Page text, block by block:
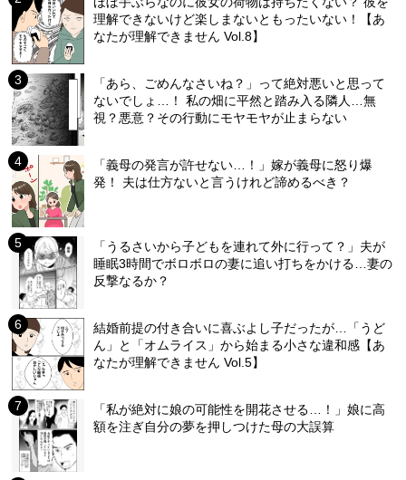
理解できないけど楽しまないともったいない！【あ
なたが理解できません Vol.8】
「あら、ごめんなさいね？」って絶対悪いと思って
ないでしょ…！ 私の畑に平然と踏み入る隣人…無
視？悪意？その行動にモヤモヤが止まらない
「義母の発言が許せない…！」嫁が義母に怒り爆
発！ 夫は仕方ないと言うけれど諦めるべき？
「うるさいから子どもを連れて外に行って？」夫が
睡眠3時間でボロボロの妻に追い打ちをかける…妻の
反撃なるか？
結婚前提の付き合いに喜ぶよし子だったが…「うど
ん」と「オムライス」から始まる小さな違和感【あ
なたが理解できません Vol.5】
「私が絶対に娘の可能性を開花させる…！」娘に高
額を注ぎ自分の夢を押しつけた母の大誤算